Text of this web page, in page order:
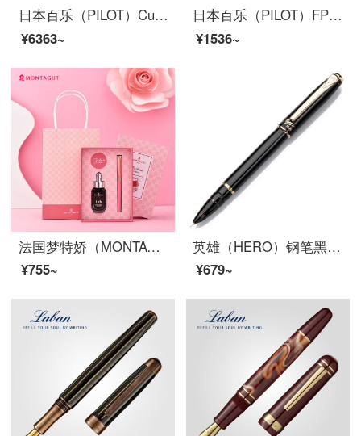
日本百乐（PILOT）Custom74贵客钢笔套装 书法练字签名钢笔 商务钢笔送礼盒套装 FKK1000R F尖 深红
¥6363~
日本百乐（PILOT）FPMR2钢笔签字笔礼盒墨水套装 88G钢笔学生书法练字办公 野性气息 紫色豹纹F尖
¥1536~
法国梦特娇（MONTAGUT）钢笔学生女士礼盒墨水套装女生款练字高档精致礼物送礼 潘朵拉 粉红色0.5mm
¥755~
英雄（HERO）钢笔黑色雅悦 财会特细EF尖 暗尖铱金钢笔办公书写签字笔1079
¥679~